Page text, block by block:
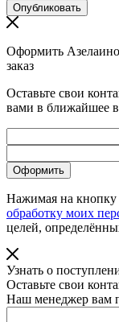
Оформить
заказ
Оставьте свои
вами в ближайшее
Нажимая на
обработку моих
целей,
Узнать о
Оставьте свои
Наш менеджер вам